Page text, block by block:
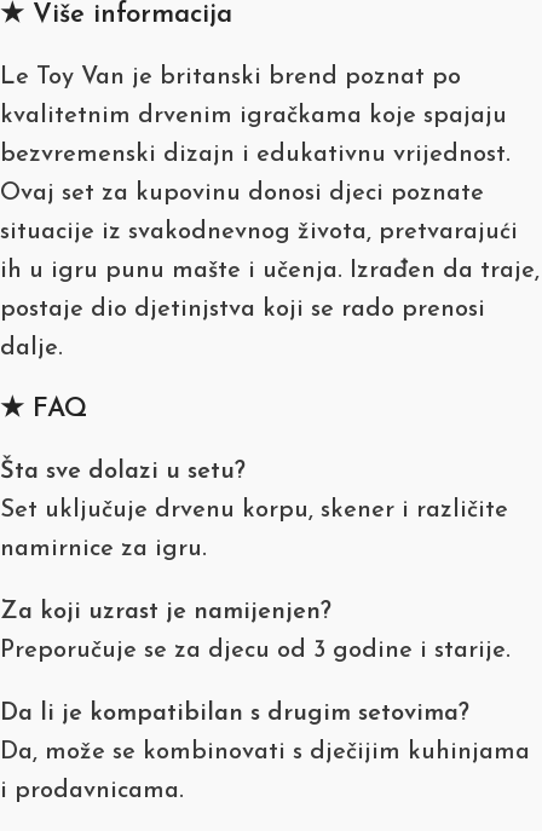
★ Više informacija
Le Toy Van je britanski brend poznat po
kvalitetnim drvenim igračkama koje spajaju
bezvremenski dizajn i edukativnu vrijednost.
Ovaj set za kupovinu donosi djeci poznate
situacije iz svakodnevnog života, pretvarajući
ih u igru punu mašte i učenja. Izrađen da traje,
postaje dio djetinjstva koji se rado prenosi
dalje.
★ FAQ
Šta sve dolazi u setu?
Set uključuje drvenu korpu, skener i različite
namirnice za igru.
Za koji uzrast je namijenjen?
Preporučuje se za djecu od 3 godine i starije.
Da li je kompatibilan s drugim setovima?
Da, može se kombinovati s dječijim kuhinjama
i prodavnicama.